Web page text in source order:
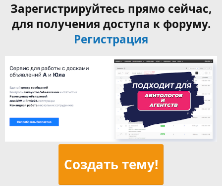
Зарегистрируйтесь прямо сейчас,
для получения доступа к форуму.
Регистрация
Создать тему!